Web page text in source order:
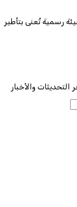
رسمية تُعنى بتأطير
والأخبار